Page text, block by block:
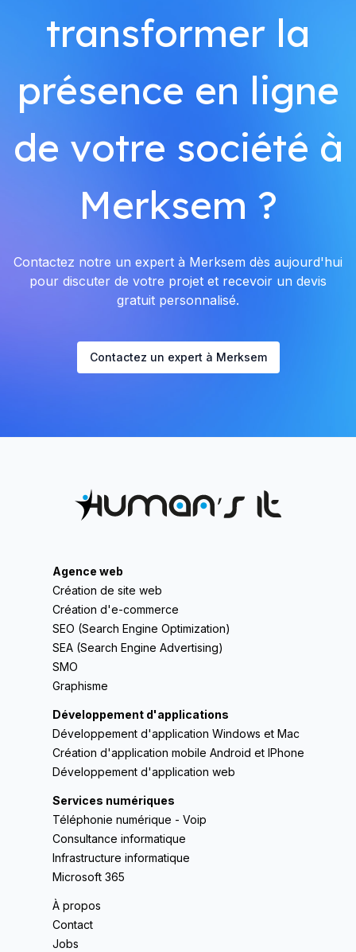
transformer la
présence en ligne
de votre société à
Merksem ?
Contactez notre un expert à Merksem dès aujourd'hui
pour discuter de votre projet et recevoir un devis
gratuit personnalisé.
Contactez un expert à Merksem
Agence web
Création de site web
Création d'e-commerce
SEO (Search Engine Optimization)
SEA (Search Engine Advertising)
SMO
Graphisme
Développement d'applications
Développement d'application Windows et Mac
Création d'application mobile Android et IPhone
Développement d'application web
Services numériques
Téléphonie numérique - Voip
Consultance informatique
Infrastructure informatique
Microsoft 365
À propos
Contact
Jobs